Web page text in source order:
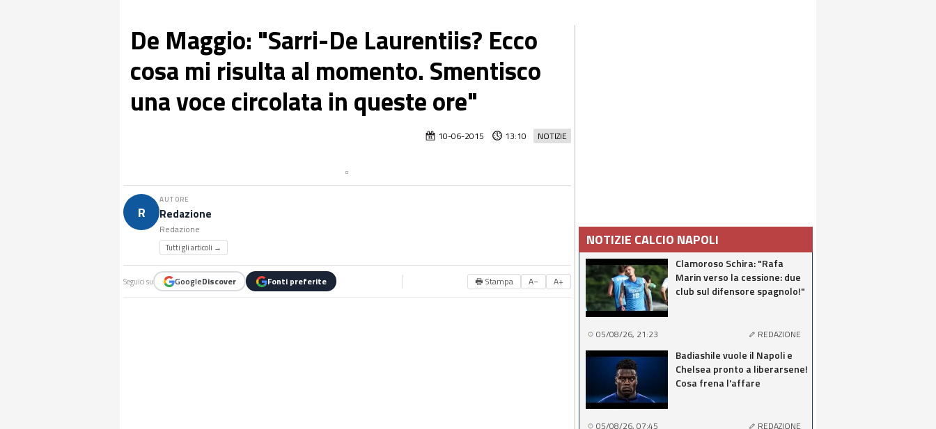
De Maggio: "Sarri-De Laurentiis? Ecco
cosa mi risulta al momento. Smentisco
una voce circolata in queste ore"
NOTIZIE
10-06-2015 13:10
R
AUTORE
Redazione
Redazione
Tutti gli articoli →
Seguici su GoogleDiscover Fonti preferite 🖶 Stampa A− A+
NOTIZIE CALCIO NAPOLI
Clamoroso Schira: "Rafa
Marin verso la cessione: due
club sul difensore spagnolo!"
05/08/26, 21:23 REDAZIONE
Badiashile vuole il Napoli e
Chelsea pronto a liberarsene!
Cosa frena l'affare
05/08/26, 07:45 REDAZIONE